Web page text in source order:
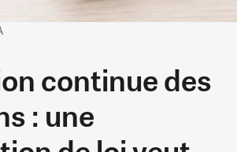
continue des
: une